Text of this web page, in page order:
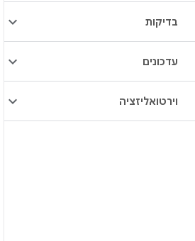
בדיקות
עדכונים
וירטואליזציה